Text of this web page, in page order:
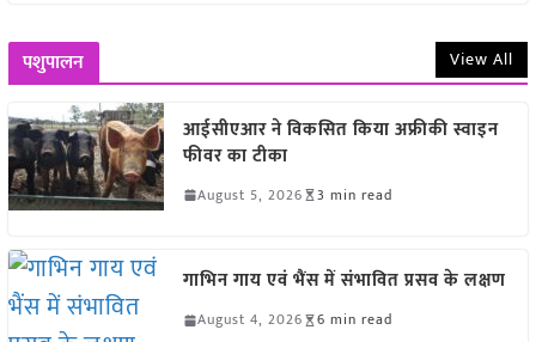
पशुपालन View All
आईसीएआर ने विकसित किया अफ्रीकी स्वाइन
फीवर का टीका
August 5, 2026 3 min read
गाभिन गाय एवं भैंस में संभावित प्रसव के लक्षण
August 4, 2026 6 min read